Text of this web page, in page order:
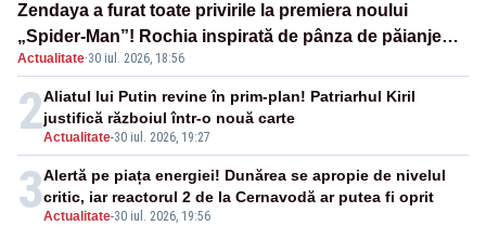
Zendaya a furat toate privirile la premiera noului
„Spider-Man”! Rochia inspirată de pânza de păianjen a
făcut senzație
Actualitate·30 iul. 2026, 18:56
2Actualitate-30 iul. 2026, 19:27
Aliatul lui Putin revine în prim-plan! Patriarhul Kiril
justifică războiul într-o nouă carte
3Actualitate-30 iul. 2026, 19:56
Alertă pe piața energiei! Dunărea se apropie de nivelul
critic, iar reactorul 2 de la Cernavodă ar putea fi oprit